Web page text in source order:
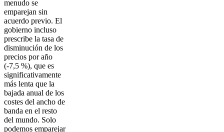
menudo se
emparejan sin
acuerdo previo. El
gobierno incluso
prescribe la tasa de
disminución de los
precios por año
(-7,5 %), que es
significativamente
más lenta que la
bajada anual de los
costes del ancho de
banda en el resto
del mundo. Solo
podemos emparejar